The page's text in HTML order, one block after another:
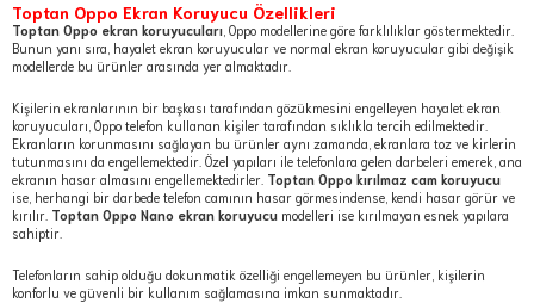
Toptan Oppo Ekran Koruyucu Özellikleri
Toptan Oppo ekran koruyucuları , Oppo modellerine göre farklılıklar göstermektedir.
Bunun yanı sıra, hayalet ekran koruyucular ve normal ekran koruyucular gibi değişik
modellerde bu ürünler arasında yer almaktadır.
Kişilerin ekranlarının bir başkası tarafından gözükmesini engelleyen hayalet ekran
koruyucuları, Oppo telefon kullanan kişiler tarafından sıklıkla tercih edilmektedir.
Ekranların korunmasını sağlayan bu ürünler aynı zamanda, ekranlara toz ve kirlerin
tutunmasını da engellemektedir. Özel yapıları ile telefonlara gelen darbeleri emerek, ana
ekranın hasar almasını engellemektedirler. Toptan Oppo kırılmaz cam koruyucu
ise, herhangi bir darbede telefon camının hasar görmesindense, kendi hasar görür ve
kırılır. Toptan Oppo Nano ekran koruyucu modelleri ise kırılmayan esnek yapılara
sahiptir.
Telefonların sahip olduğu dokunmatik özelliği engellemeyen bu ürünler, kişilerin
konforlu ve güvenli bir kullanım sağlamasına imkan sunmaktadır.